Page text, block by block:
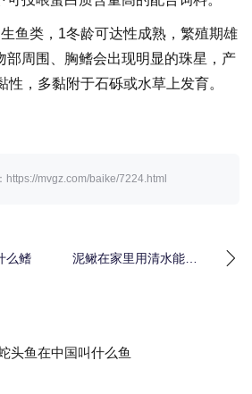
鱼类，1冬龄可达性成熟，繁殖期雄
部周围、胸鳍会出现明显的珠星，产
性，多黏附于石砾或水草上发育。
https://mvgz.com/baike/7224.html
么鳍
泥鳅在家里用清水能养
头鱼在中国叫什么鱼